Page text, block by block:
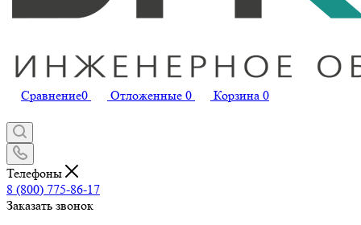
Сравнение0 Отложенные 0 Корзина 0
Телефоны
8 (800) 775-86-17
Заказать звонок